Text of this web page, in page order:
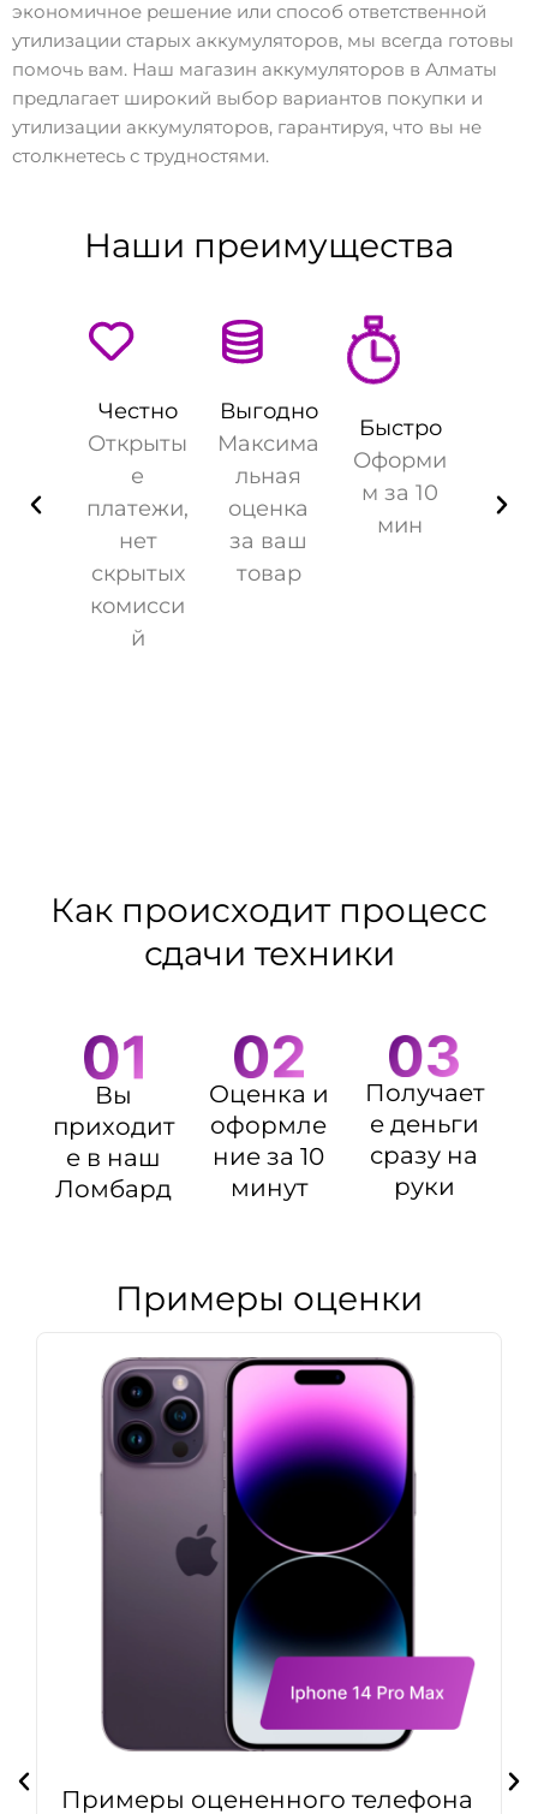
экономичное решение или способ ответственной
утилизации старых аккумуляторов, мы всегда готовы
помочь вам. Наш магазин аккумуляторов в Алматы
предлагает широкий выбор вариантов покупки и
утилизации аккумуляторов, гарантируя, что вы не
столкнетесь с трудностями.
Наши преимущества
Честно
Открыты
е
платежи,
нет
скрытых
комисси
й
Выгодно
Максима
льная
оценка
за ваш
товар
Быстро
Оформи
м за 10
мин
Как происходит процесс
сдачи техники
Вы
приходит
е в наш
Ломбард
Оценка и
оформле
ние за 10
минут
Получает
е деньги
сразу на
руки
Примеры оценки
Примеры оцененного телефона